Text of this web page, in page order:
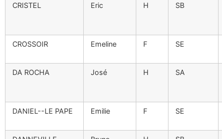
CRISTEL Eric H SB
CROSSOIR Emeline F SE
DA ROCHA José H SA
DANIEL--LE PAPE Emilie F SE